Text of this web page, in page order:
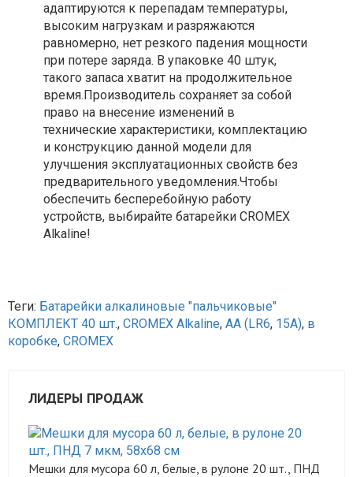
адаптируются к перепадам температуры,
высоким нагрузкам и разряжаются
равномерно, нет резкого падения мощности
при потере заряда. В упаковке 40 штук,
такого запаса хватит на продолжительное
время.Производитель сохраняет за собой
право на внесение изменений в
технические характеристики, комплектацию
и конструкцию данной модели для
улучшения эксплуатационных свойств без
предварительного уведомления.Чтобы
обеспечить бесперебойную работу
устройств, выбирайте батарейки CROMEX
Alkaline!
Теги: Батарейки алкалиновые "пальчиковые"
КОМПЛЕКТ 40 шт., CROMEX Alkaline, АА (LR6, 15А), в
коробке, CROMEX
ЛИДЕРЫ ПРОДАЖ
Мешки для мусора 60 л, белые, в рулоне 20 шт., ПНД